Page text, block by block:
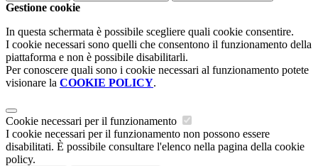
Gestione cookie
In questa schermata è possibile scegliere quali cookie consentire.
I cookie necessari sono quelli che consentono il funzionamento della
piattaforma e non è possibile disabilitarli.
Per conoscere quali sono i cookie necessari al funzionamento potete
visionare la COOKIE POLICY.
Cookie necessari per il funzionamento
I cookie necessari per il funzionamento non possono essere
disabilitati. È possibile consultare l'elenco nella pagina della cookie
policy.